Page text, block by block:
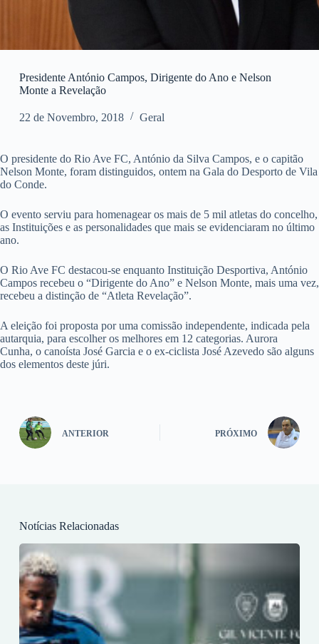
Presidente António Campos, Dirigente do Ano e Nelson
Monte a Revelação
22 de Novembro, 2018 Geral
O presidente do Rio Ave FC, António da Silva Campos, e o capitão
Nelson Monte, foram distinguidos, ontem na Gala do Desporto de Vila
do Conde.
O evento serviu para homenagear os mais de 5 mil atletas do concelho,
as Instituições e as personalidades que mais se evidenciaram no último
ano.
O Rio Ave FC destacou-se enquanto Instituição Desportiva, António
Campos recebeu o “Dirigente do Ano” e Nelson Monte, mais uma vez,
recebeu a distinção de “Atleta Revelação”.
A eleição foi proposta por uma comissão independente, indicada pela
autarquia, para escolher os melhores em 12 categorias. Aurora
Cunha, o canoísta José Garcia e o ex-ciclista José Azevedo são alguns
dos elementos deste júri.
ANTERIOR PRÓXIMO
Notícias Relacionadas